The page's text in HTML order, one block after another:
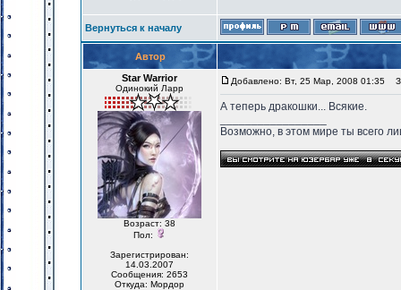
Вернуться к началу
Автор
Star Warrior
Одинокий Ларр
Возраст: 38
Пол:
Зарегистрирован:
14.03.2007
Сообщения: 2653
Откуда: Мордор
Добавлено: Вт, 25 Мар, 2008 01:35
А теперь дракошки... Всякие.
Возможно, в этом мире ты всего